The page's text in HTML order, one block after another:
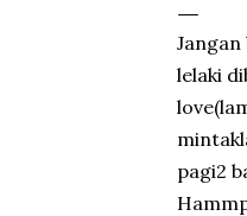
lelaki
pagi2